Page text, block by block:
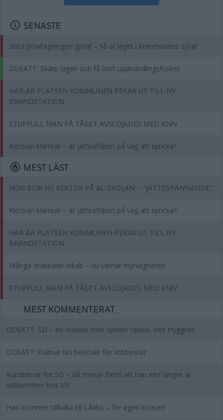
SENASTE
Sista provtagningen gjord – så är läget i kommunens sjöar
DEBATT: Skärp lagen och få bort upphandlingsfusket
HÄR ÄR PLATSEN KOMMUNEN PEKAR UT TILL NY
BRANDSTATION
STUPFULL MAN PÅ TÅGET AVSLÖJADES MED KNIV
Klockan klämtar – är jätteaffären på väg att spricka?
MEST LÄST
HON BLIR NY REKTOR PÅ AL-SKOLAN – "JÄTTESPÄNNANDE"
Klockan klämtar – är jätteaffären på väg att spricka?
HÄR ÄR PLATSEN KOMMUNEN PEKAR UT TILL NY
BRANDSTATION
Många drabbade lokalt – nu varnar myndigheten
STUPFULL MAN PÅ TÅGET AVSLÖJADES MED KNIV
MEST KOMMENTERAT
DEBATT: SD – en maskin som sprider rädsla, inte trygghet
DEBATT: Kalmar län behöver fler lobbyister
Kandiderar för SD – då menar Bertil att han inte längre är
välkommen hos VIF
Han kommer tillbaka till Låxbo – för egen konsert